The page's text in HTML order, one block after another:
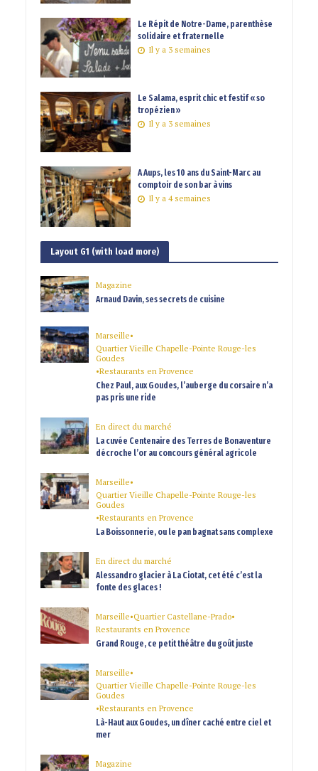
Le Répit de Notre-Dame, parenthèse
solidaire et fraternelle
Il y a 3 semaines
Le Salama, esprit chic et festif « so
tropézien »
Il y a 3 semaines
A Aups, les 10 ans du Saint-Marc au
comptoir de son bar à vins
Il y a 4 semaines
Layout G1 (with load more)
Magazine
Arnaud Davin, ses secrets de cuisine
Marseille•
Quartier Vieille Chapelle-Pointe Rouge-les
Goudes
•Restaurants en Provence
Chez Paul, aux Goudes, l’auberge du corsaire n’a
pas pris une ride
En direct du marché
La cuvée Centenaire des Terres de Bonaventure
décroche l’or au concours général agricole
Marseille•
Quartier Vieille Chapelle-Pointe Rouge-les
Goudes
•Restaurants en Provence
La Boissonnerie, ou le pan bagnat sans complexe
En direct du marché
Alessandro glacier à La Ciotat, cet été c’est la
fonte des glaces !
Marseille•Quartier Castellane-Prado•
Restaurants en Provence
Grand Rouge, ce petit théâtre du goût juste
Marseille•
Quartier Vieille Chapelle-Pointe Rouge-les
Goudes
•Restaurants en Provence
Là-Haut aux Goudes, un dîner caché entre ciel et
mer
Magazine